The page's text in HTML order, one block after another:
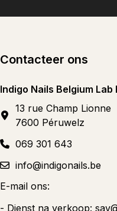
Contacteer ons
Indigo Nails Belgium Lab
13 rue Champ Lionne
7600 Péruwelz
069 301 643
info@indigonails.be
E-mail ons:
- Dienst na verkoop: